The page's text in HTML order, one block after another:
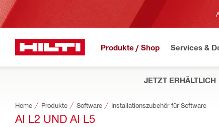
Produkte / Shop Services &
JETZT ERHÄLTLICH
Home Produkte Software Installationszubehör für Software
AI L2 UND AI L5